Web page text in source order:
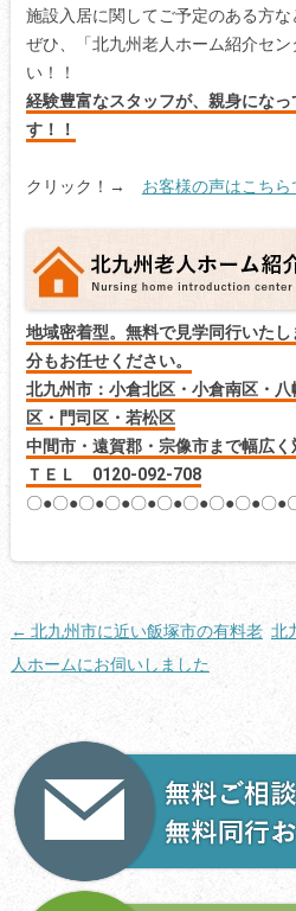
施設入居に関してご予定のある方な
ぜひ、「北九州老人ホーム紹介セン
い！！
経験豊富なスタッフが、親身にな
す！！
クリック！→ お客様の声はこちら
地域密着型。無料で見学同行いた
分もお任せください。
北九州市：小倉北区・小倉南区・
区・門司区・若松区
中間市・遠賀郡・宗像市まで幅広く
ＴＥＬ 0120-092-708
〇●〇●〇●〇●〇●〇●〇●〇●〇●〇●
投
稿
ー
シ
← 北九州市に近い飯塚市の有料老
人ホームにお伺いしました
北